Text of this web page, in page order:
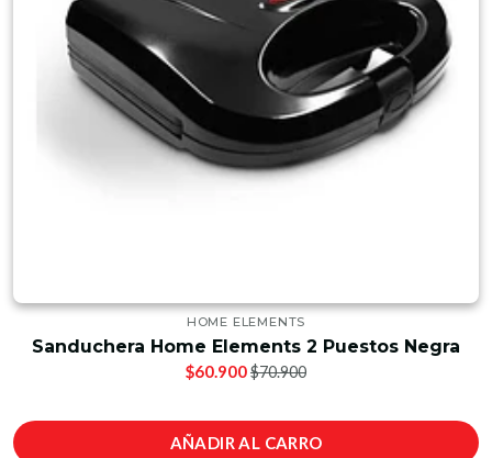
HOME ELEMENTS
Sanduchera Home Elements 2 Puestos Negra
$60.900$70.900
AÑADIR AL CARRO